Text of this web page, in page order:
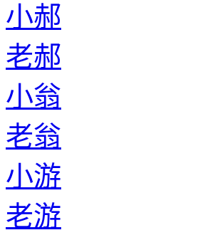
小郝
老郝
小翁
老翁
小游
老游